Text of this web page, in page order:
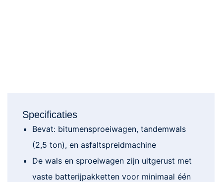
Specificaties
Bevat: bitumensproeiwagen, tandemwals
(2,5 ton), en asfaltspreidmachine
De wals en sproeiwagen zijn uitgerust met
vaste batterijpakketten voor minimaal één